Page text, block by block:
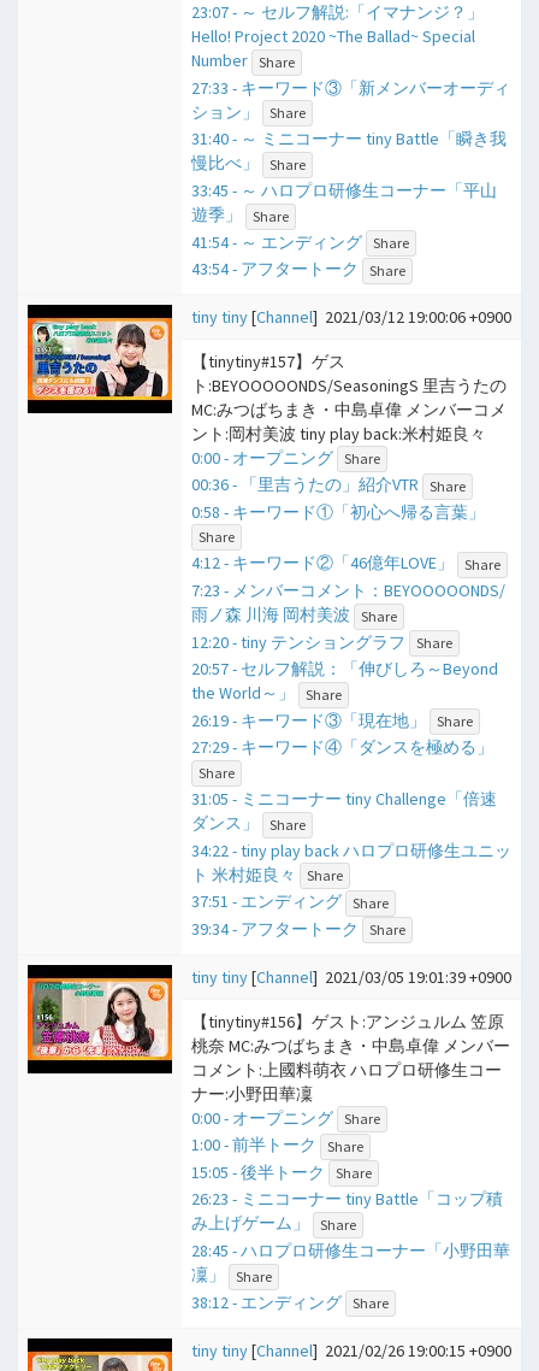
23:07 - ​～ セルフ解説:「イマナンジ？」
Hello! Project 2020 ~The Ballad~ Special
Number Share
27:33 - キーワード③「新メンバーオーディ
ション」
Share
31:40 - ​～ ミニコーナー tiny Battle「瞬き我
慢比べ」
Share
33:45 - ​～ ハロプロ研修生コーナー「平山
遊季」
Share
41:54 - ​～ エンディング Share
43:54 - アフタートーク Share
tiny tiny[Channel] 2021/03/12 19:00:06 +0900
【tinytiny#157】ゲス
ト:BEYOOOOONDS/SeasoningS 里吉うたの
MC:みつばちまき・中島卓偉 メンバーコメ
ント:岡村美波 tiny play back:米村姫良々
0:00 - オープニング Share
00:36 - 「里吉うたの」紹介VTR Share
0:58 - キーワード①「初心へ帰る言葉」
Share
4:12 - キーワード②「46億年LOVE」 Share
7:23 - メンバーコメント：BEYOOOOONDS/
雨ノ森 川海 岡村美波
Share
12:20 - tiny テンショングラフ Share
20:57 - セルフ解説：「伸びしろ～Beyond
the World～」
Share
26:19 - キーワード③「現在地」 Share
27:29 - キーワード④「ダンスを極める」
Share
31:05 - ミニコーナー tiny Challenge「倍速
ダンス」
Share
34:22 - tiny play back ハロプロ研修生ユニッ
ト 米村姫良々
Share
37:51 - エンディング Share
39:34 - アフタートーク Share
tiny tiny[Channel] 2021/03/05 19:01:39 +0900
【tinytiny#156】ゲスト:アンジュルム 笠原
桃奈 MC:みつばちまき・中島卓偉 メンバー
コメント:上國料萌衣 ハロプロ研修生コー
ナー:小野田華凜
0:00 - オープニング Share
1:00 - 前半トーク Share
15:05 - 後半トーク Share
26:23 - ミニコーナー tiny Battle「コップ積
み上げゲーム」
Share
28:45 - ハロプロ研修生コーナー「小野田華
凜」
Share
38:12 - エンディング Share
tiny tiny[Channel] 2021/02/26 19:00:15 +0900